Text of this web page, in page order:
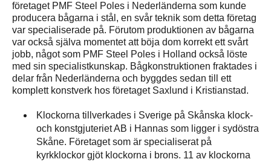
företaget PMF Steel Poles i Nederländerna som kunde
producera bågarna i stål, en svår teknik som detta företag
var specialiserade på. Förutom produktionen av bågarna
var också själva momentet att böja dom korrekt ett svårt
jobb, något som PMF Steel Poles i Holland också löste
med sin specialistkunskap. Bågkonstruktionen fraktades i
delar från Nederländerna och byggdes sedan till ett
komplett konstverk hos företaget Saxlund i Kristianstad.
Klockorna tillverkades i Sverige på Skånska klock-
och konstgjuteriet AB i Hannas som ligger i sydöstra
Skåne. Företaget som är specialiserat på
kyrkklockor gjöt klockorna i brons. 11 av klockorna